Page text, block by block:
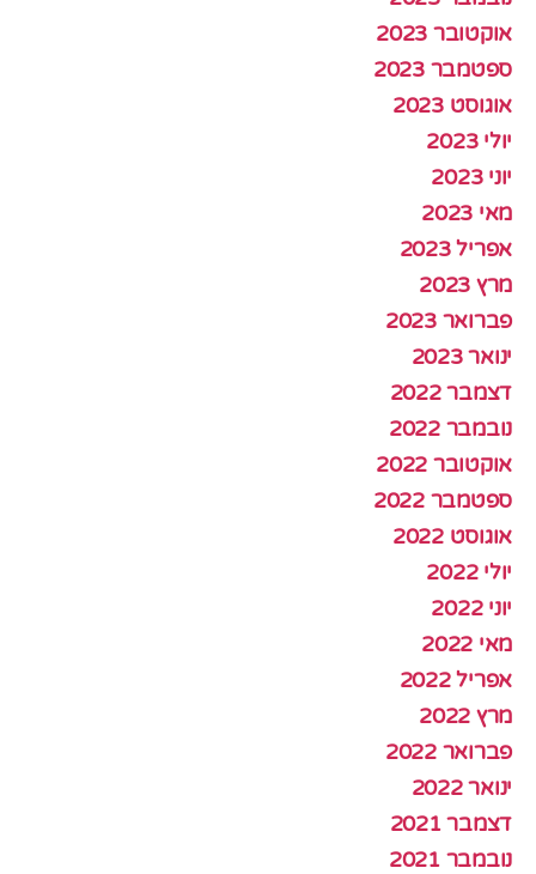
אוקטובר 2023
ספטמבר 2023
אוגוסט 2023
יולי 2023
יוני 2023
מאי 2023
אפריל 2023
מרץ 2023
פברואר 2023
ינואר 2023
דצמבר 2022
נובמבר 2022
אוקטובר 2022
ספטמבר 2022
אוגוסט 2022
יולי 2022
יוני 2022
מאי 2022
אפריל 2022
מרץ 2022
פברואר 2022
ינואר 2022
דצמבר 2021
נובמבר 2021